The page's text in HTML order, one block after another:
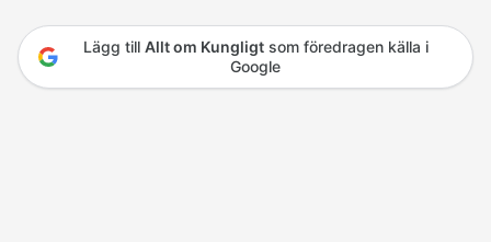
Lägg till Allt om Kungligtsom föredragen källa i
Google